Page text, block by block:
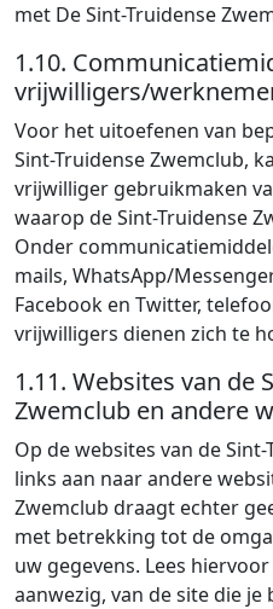
met De Sint-Truidense
1.10.
vrijwilligers/
Voor het uitoefenen van
Sint-Truidense Zwemclub,
vrijwilliger gebruikmaken
waarop de Sint-Truidense
Onder
mails, WhatsApp/
Facebook en Twitter,
vrijwilligers dienen zich te
1.11. Websites van de
Zwemclub en andere
Op de websites van de
links aan naar andere
Zwemclub draagt echter
met betrekking tot de
uw gegevens. Lees
aanwezig, van de site die je